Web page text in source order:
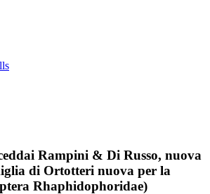
Rampini & Di Russo, nuova
di Ortotteri nuova per la
Rhaphidophoridae)